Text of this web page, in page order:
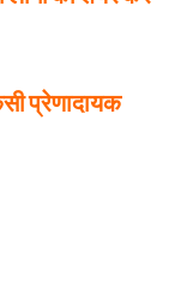
प्रेणादायक